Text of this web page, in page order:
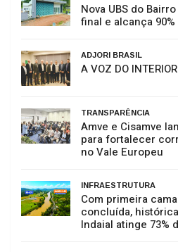
Nova UBS do
final e alcança
ADJORI BRASIL
A VOZ DO INTERIOR
TRANSPARÊNCIA
Amve e Cisamve
para fortalecer
no Vale Europeu
INFRAESTRUTURA
Com primeira
concluída,
Indaial atinge 73%